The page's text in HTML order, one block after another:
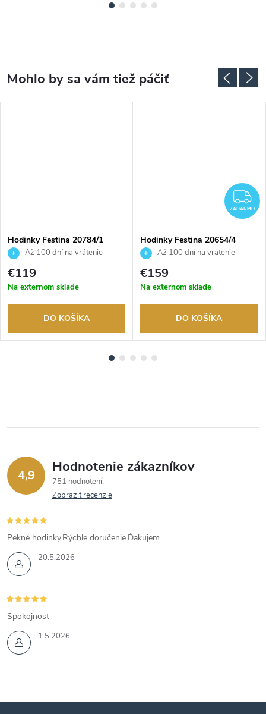
Hodinky Festina 20784/1
Až 100 dní na vrátenie
tovaru. Autorizovaný predajca.
€119
Na externom sklade
DO KOŠÍKA
ZADARMO
Hodinky Festina 20654/4
Až 100 dní na vrátenie
tovaru. Autorizovaný predajca.
€159
Na externom sklade
DO KOŠÍKA
4,9 Hodnotenie zákazníkov
751 hodnotení
Zobraziť recenzie
20.5.2026
Pekné hodinky.Rýchle doručenie.Ďakujem.
1.5.2026
Spokojnost